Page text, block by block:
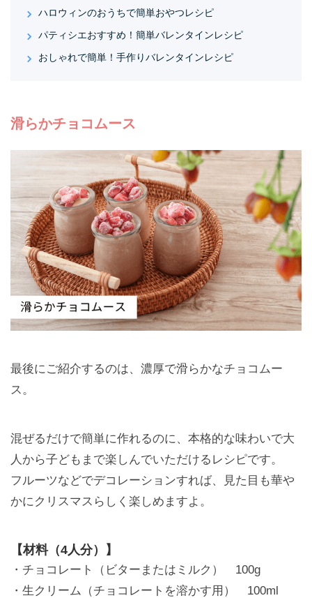
ハロウィンのおうちで簡単おやつレシピ
パティシエおすすめ！簡単バレンタインレシピ
おしゃれで簡単！手作りバレンタインレシピ
滑らかチョコムース
最後にご紹介するのは、濃厚で滑らかなチョコムー
ス。
混ぜるだけで簡単に作れるのに、本格的な味わいで大
人から子どもまで楽しんでいただけるレシピです。
フルーツなどでデコレーションすれば、見た目も華や
かにクリスマスらしく楽しめますよ。
【材料（4人分）】
・チョコレート（ビターまたはミルク） 100g
・生クリーム（チョコレートを溶かす用） 100ml